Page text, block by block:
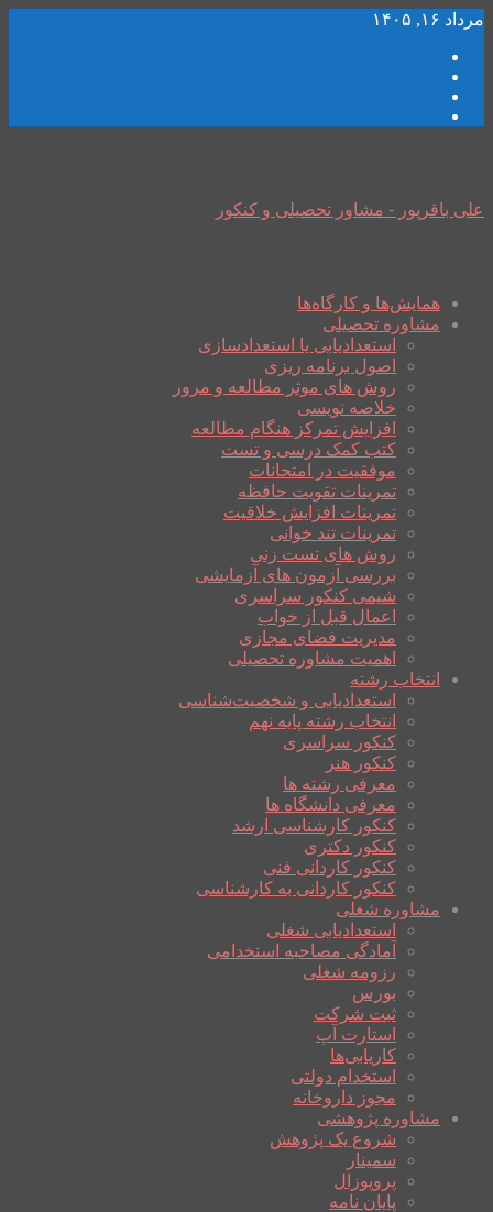
مرداد ۱۶, ۱۴۰۵
علی باقرپور - مشاور تحصیلی و کنکور
همایش‌ها و کارگاه‌ها
مشاوره تحصیلی
استعدادیابی یا استعدادسازی
اصول برنامه ریزی
روش های موثر مطالعه و مرور
خلاصه نویسی
افزایش تمرکز هنگام مطالعه
کتب کمک درسی و تست
موفقیت در امتحانات
تمرینات تقویت حافظه
تمرینات افزایش خلاقیت
تمرینات تند خوانی
روش های تست زنی
بررسی آزمون های آزمایشی
شیمی کنکور سراسری
اعمال قبل از خواب
مدیریت فضای مجازی
اهمیت مشاوره تحصیلی
انتخاب رشته
استعدادیابی و شخصیت‌شناسی
انتخاب رشته پایه نهم
کنکور سراسری
کنکور هنر
معرفی رشته ها
معرفی دانشگاه ها
کنکور کارشناسی ارشد
کنکور دکتری
کنکور کاردانی فنی
کنکور کاردانی به کارشناسی
مشاوره شغلی
استعدادیابی شغلی
آمادگی مصاحبه استخدامی
رزومه شغلی
بورس
ثبت شرکت
استارت آپ
کاریابی‌ها
استخدام دولتی
مجوز داروخانه
مشاوره پژوهشی
شروع یک پژوهش
سمینار
پروپوزال
پایان نامه